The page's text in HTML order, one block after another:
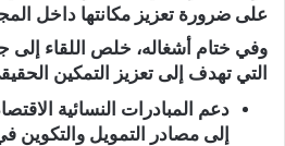
على ضرورة تعزيز مكانتها داخل
وفي ختام أشغاله، خلص اللقاء إلى
التي تهدف إلى تعزيز التمكين
دعم المبادرات النسائية
إلى مصادر التمويل والتكوين